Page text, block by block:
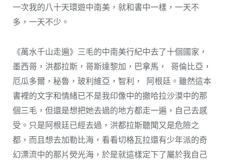
一次我的八十天環遊中南美，就和書中一樣，一天不
多，一天不少。
《萬水千山走遍》三毛的中南美行紀中去了十個國家，
墨西哥，洪都拉斯，哥斯達黎加，巴拿馬， 哥倫比亞，
厄瓜多爾，秘魯，玻利維亞，智利， 阿根廷。雖然這本
書裡的文字和情緒已不是我印像中的撒哈拉沙漠中的那
個三毛，但還是想把她去過的地方都走一遍，自己去感
受。只是阿根廷已經去過，洪都拉斯聽聞又是危險之
都，而且想去加勒比海，看看切格瓦拉還有少年派的奇
幻漂流中的那片熒光海，於是就這樣定下了屬於我自己